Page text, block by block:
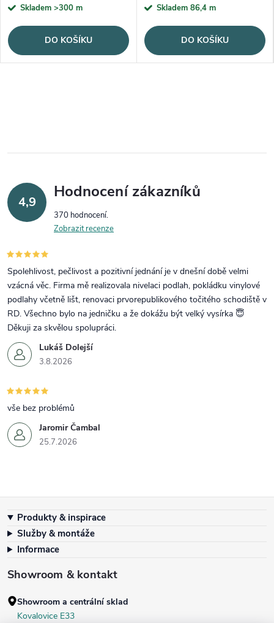
Skladem >300 m
DO KOŠÍKU
Skladem 86,4 m
DO KOŠÍKU
4,9
Hodnocení zákazníků
370 hodnocení
Zobrazit recenze
Lukáš Dolejší
3.8.2026
Spolehlivost, pečlivost a pozitivní jednání je v dnešní době velmi
vzácná věc. Firma mě realizovala nivelaci podlah, pokládku vinylové
podlahy včetně lišt, renovaci prvorepublikového točitého schodiště v
RD. Všechno bylo na jedničku a že dokážu být velký vysírka 😇
Děkuji za skvělou spolupráci.
Jaromir Čambal
25.7.2026
vše bez problémů
Produkty & inspirace
Služby & montáže
Informace
Showroom & kontakt
Showroom a centrální sklad
Kovalovice E33